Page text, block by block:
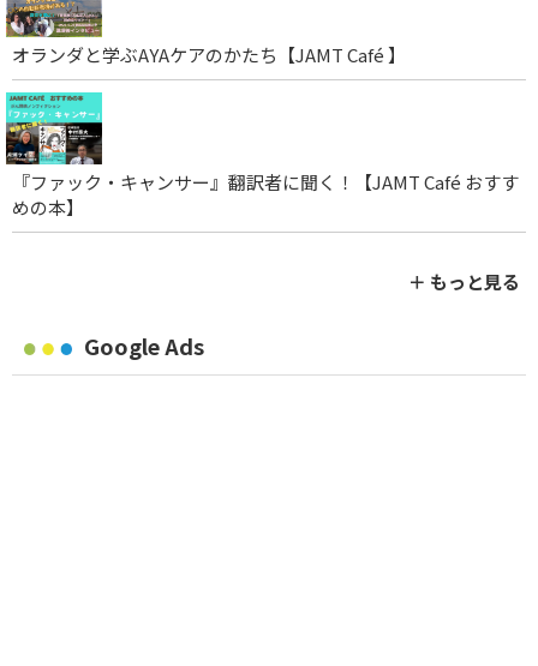
オランダと学ぶAYAケアのかたち【JAMT Café 】
『ファック・キャンサー』翻訳者に聞く！【JAMT Café おすす
めの本】
＋ もっと見る
Google Ads